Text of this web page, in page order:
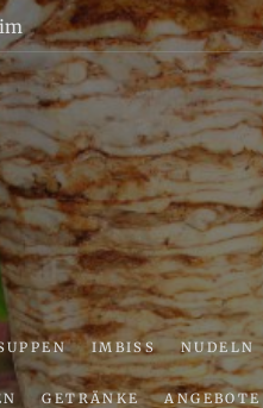
Pizzeria
IMBISS NUDELN
GETRÄNKE ANGEBOTE